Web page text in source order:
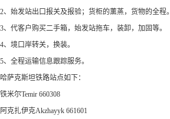
2、始发站出口报关及报验；货柜的薰蒸，货物的全程。
3、代客户购买二手箱，始发站拖车，装卸，加固等。
4、境口岸转关，换装。
5、全程运输信息跟踪服务。
哈萨克斯坦铁路站点如下：
铁米尔Temir 660308
阿克扎伊克Akzhayyk 661601